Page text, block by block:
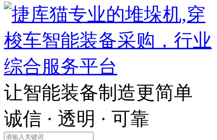
让智能装备制造更简单
诚信 · 透明 · 可靠